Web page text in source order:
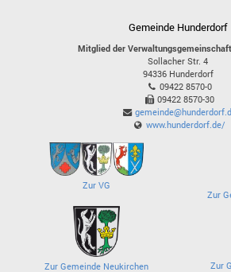
Gemeinde Hunderdorf
Mitglied der
Sollacher Str. 4
94336 Hunderdorf
09422 8570-0
09422 8570-30
www.hunderdorf.de/
Zur VG
Zur
Zur Gemeinde Neukirchen Zur